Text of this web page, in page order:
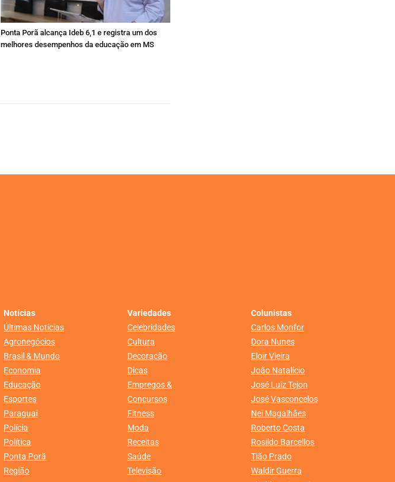
Ponta Porã alcança Ideb 6,1 e registra um dos
melhores desempenhos da educação em MS
Notícias
Últimas Notícias
Agronegócios
Brasil & Mundo
Economia
Educação
Esportes
Paraguai
Polícia
Política
Ponta Porã
Região
Variedades
Celebridades
Cultura
Decoração
Dicas
Empregos &
Concursos
Fitness
Moda
Receitas
Saúde
Televisão
Colunistas
Carlos Monfor
Dora Nunes
Eloir Vieira
João Natalício
José Luiz Tejon
José Vasconcelos
Nei Magalhães
Roberto Costa
Rosildo Barcellos
Tião Prado
Waldir Guerra